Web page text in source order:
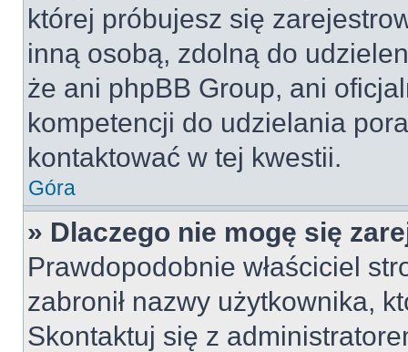
której próbujesz się
inną osobą, zdolną do
że ani phpBB Group, ani
kompetencji do udzielania
kontaktować w tej kwestii.
Góra
» Dlaczego nie mogę się
Prawdopodobnie właściciel
zabronił nazwy użytkownika,
Skontaktuj się z